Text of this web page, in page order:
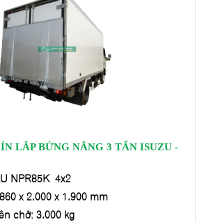
LẮP BỬNG NÂNG 3 TẤN ISUZU -
NPR85K 4x2
x 2.000 x 1.900 mm
chở: 3.000 kg